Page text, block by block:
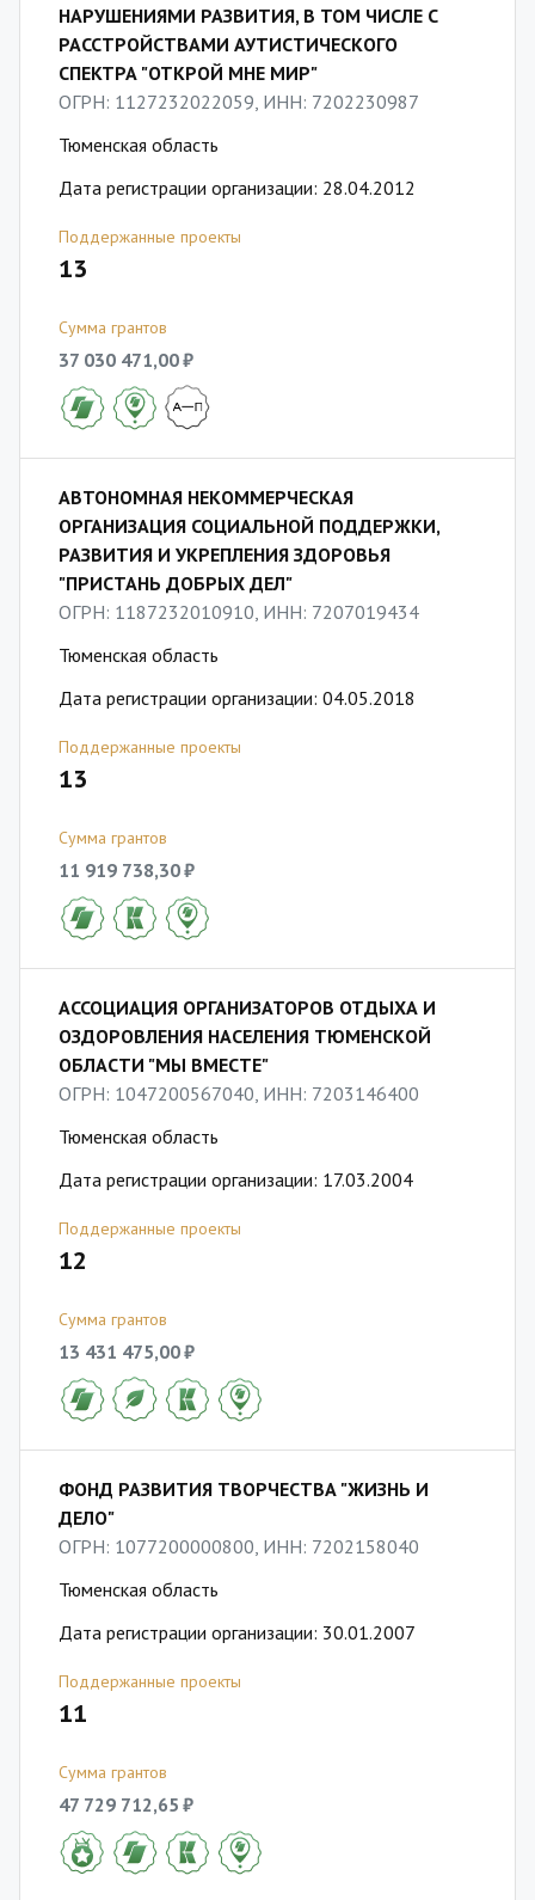
НАРУШЕНИЯМИ РАЗВИТИЯ, В ТОМ ЧИСЛЕ С
РАССТРОЙСТВАМИ АУТИСТИЧЕСКОГО
СПЕКТРА "ОТКРОЙ МНЕ МИР"
ОГРН: 1127232022059, ИНН: 7202230987
Тюменская область
Дата регистрации организации: 28.04.2012
Поддержанные проекты
13
Сумма грантов
37 030 471,00 ₽
АВТОНОМНАЯ НЕКОММЕРЧЕСКАЯ
ОРГАНИЗАЦИЯ СОЦИАЛЬНОЙ ПОДДЕРЖКИ,
РАЗВИТИЯ И УКРЕПЛЕНИЯ ЗДОРОВЬЯ
"ПРИСТАНЬ ДОБРЫХ ДЕЛ"
ОГРН: 1187232010910, ИНН: 7207019434
Тюменская область
Дата регистрации организации: 04.05.2018
Поддержанные проекты
13
Сумма грантов
11 919 738,30 ₽
АССОЦИАЦИЯ ОРГАНИЗАТОРОВ ОТДЫХА И
ОЗДОРОВЛЕНИЯ НАСЕЛЕНИЯ ТЮМЕНСКОЙ
ОБЛАСТИ "МЫ ВМЕСТЕ"
ОГРН: 1047200567040, ИНН: 7203146400
Тюменская область
Дата регистрации организации: 17.03.2004
Поддержанные проекты
12
Сумма грантов
13 431 475,00 ₽
ФОНД РАЗВИТИЯ ТВОРЧЕСТВА "ЖИЗНЬ И
ДЕЛО"
ОГРН: 1077200000800, ИНН: 7202158040
Тюменская область
Дата регистрации организации: 30.01.2007
Поддержанные проекты
11
Сумма грантов
47 729 712,65 ₽